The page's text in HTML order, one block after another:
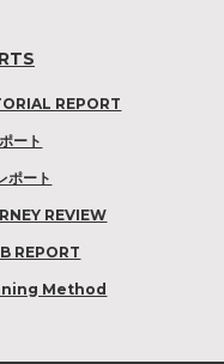
REPORT
ート
ポート
REVIEW
REPORT
Method